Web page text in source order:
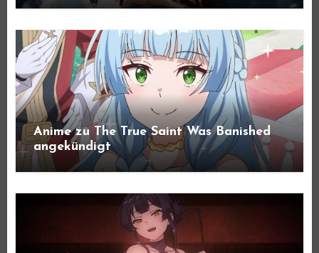
Anime zu The True Saint Was Banished
angekündigt